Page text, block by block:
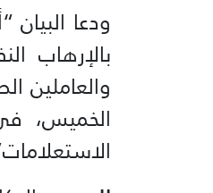
ودعا
بالإرهاب
والعاملين
الخميس،